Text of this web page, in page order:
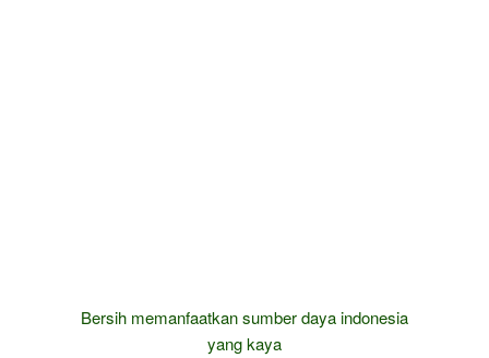
Bersih memanfaatkan sumber daya indonesia
yang kaya